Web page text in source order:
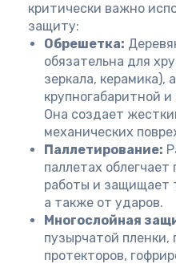
критически важно
защиту:
Обрешетка:
обязательна для
зеркала, керамика),
крупногабаритной
Она создает
механических
Паллетирование:
паллетах
работы и защищает
а также от ударов.
Многослойная
пузырчатой пленки,
протекторов,